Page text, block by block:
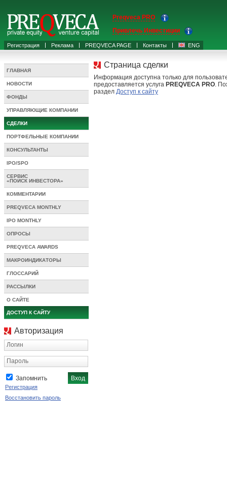
Регистрация Реклама PREQVECA PAGE Контакты ENG
Preqveca PRO
Привлечь Инвестиции
ГЛАВНАЯ
НОВОСТИ
ФОНДЫ
УПРАВЛЯЮЩИЕ КОМПАНИИ
СДЕЛКИ
ПОРТФЕЛЬНЫЕ КОМПАНИИ
КОНСУЛЬТАНТЫ
IPO/SPO
СЕРВИС
«ПОИСК ИНВЕСТОРА»
КОММЕНТАРИИ
PREQVECA MONTHLY
IPO MONTHLY
ОПРОСЫ
PREQVECA AWARDS
МАКРОИНДИКАТОРЫ
ГЛОССАРИЙ
РАССЫЛКИ
О САЙТЕ
ДОСТУП К САЙТУ
Авторизация
Логин
Пароль
Запомнить
Регистрация
Восстановить пароль
Страница сделки
Информация доступна только для
предоставляется услуга PREQVECA PRO.
раздел Доступ к сайту